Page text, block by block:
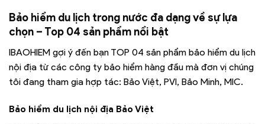
Bảo hiểm du lịch trong nước đa dạng về sự lựa
chọn – Top 04 sản phẩm nổi bật
IBAOHIEM gợi ý đến bạn TOP 04 sản phẩm bảo hiểm du lịch
nội địa từ các công ty bảo hiểm hàng đầu mà đơn vị chúng
tôi đang tham gia hợp tác: Bảo Việt, PVI, Bảo Minh, MIC.
Bảo hiểm du lịch nội địa Bảo Việt